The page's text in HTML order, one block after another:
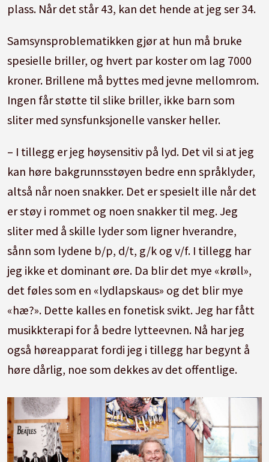
plass. Når det står 43, kan det hende at jeg ser 34.
Samsynsproblematikken gjør at hun må bruke
spesielle briller, og hvert par koster om lag 7000
kroner. Brillene må byttes med jevne mellomrom.
Ingen får støtte til slike briller, ikke barn som
sliter med synsfunksjonelle vansker heller.
– I tillegg er jeg høysensitiv på lyd. Det vil si at jeg
kan høre bakgrunnsstøyen bedre enn språklyder,
altså når noen snakker. Det er spesielt ille når det
er støy i rommet og noen snakker til meg. Jeg
sliter med å skille lyder som ligner hverandre,
sånn som lydene b/p, d/t, g/k og v/f. I tillegg har
jeg ikke et dominant øre. Da blir det mye «krøll»,
det føles som en «lydlapskaus» og det blir mye
«hæ?». Dette kalles en fonetisk svikt. Jeg har fått
musikkterapi for å bedre lytteevnen. Nå har jeg
også høreapparat fordi jeg i tillegg har begynt å
høre dårlig, noe som dekkes av det offentlige.